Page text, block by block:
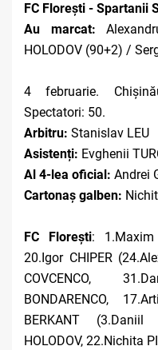
FC Florești - Spartanii
Au marcat:
HOLODOV (90+2) /
4 februarie.
Spectatori: 50.
Arbitru: Stanislav LEU
Asistenți: Evghenii
Al 4-lea oficial: Andrei
Cartonaș galben:
FC Florești: 1.Maxim
20.Igor CHIPER
COVCENCO,
BONDARENCO,
BERKANT
HOLODOV, 22.Nichita